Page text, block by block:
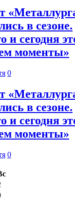
в сезоне.
и сегодня
моменты»
0
в сезоне.
и сегодня
моменты»
0